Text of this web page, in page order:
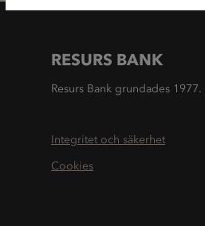
RESURS BANK
Resurs Bank grundades 1977.
Integritet och säkerhet
Cookies